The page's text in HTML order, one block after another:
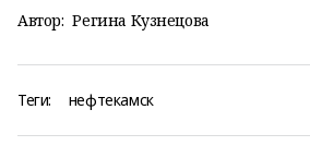
Автор: Регина Кузнецова
Теги: нефтекамск